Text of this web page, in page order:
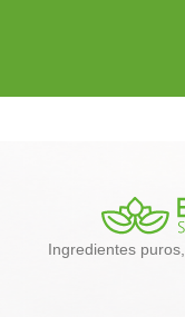
Ingredientes